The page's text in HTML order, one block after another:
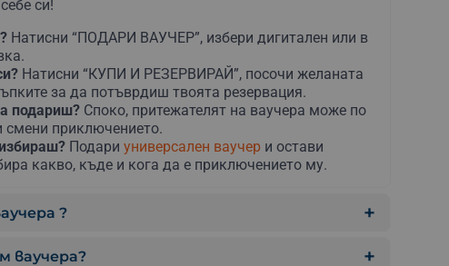
си!
Натисни “ПОДАРИ ВАУЧЕР”, избери дигитален или в
Натисни “КУПИ И РЕЗЕРВИРАЙ”, посочи желаната
за да потъврдиш твоята резервация.
подариш? Споко, притежателят на ваучера може по
смени приключението.
Подари универсален ваучери остави
какво, къде и кога да е приключението му.
?
ваучера?